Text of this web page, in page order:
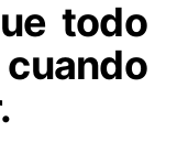
todo